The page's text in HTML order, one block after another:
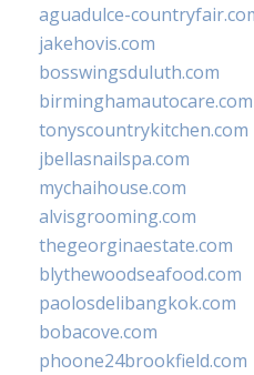
aguadulce-
jakehovis.com
bosswingsduluth.com
birminghamautocare.com
tonyscountrykitchen.com
jbellasnailspa.com
mychaihouse.com
alvisgrooming.com
thegeorginaestate.com
blythewoodseafood.com
paolosdelibangkok.com
bobacove.com
phoone24brookfield.com